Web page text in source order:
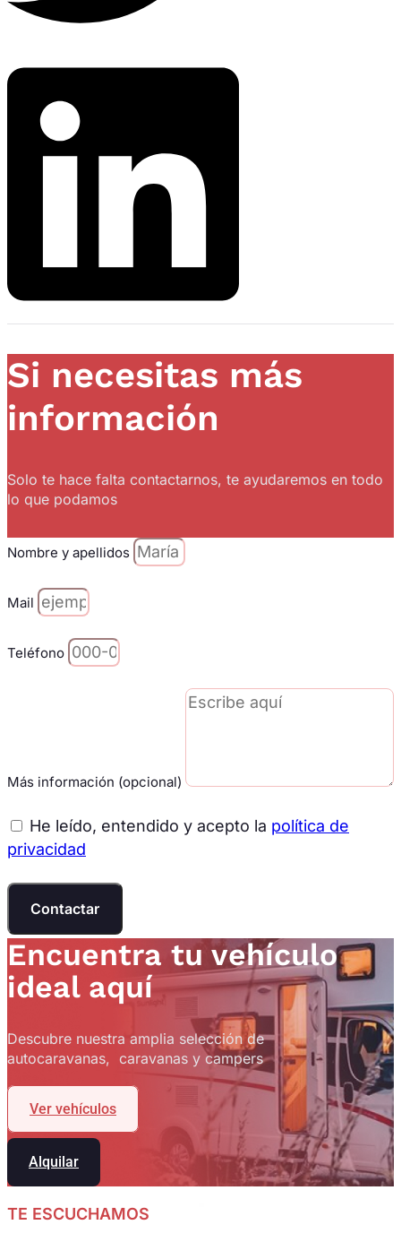
Si necesitas más
información
Solo te hace falta contactarnos, te ayudaremos en todo
lo que podamos
Nombre y apellidos
Mail
Teléfono
Más información (opcional)
He leído, entendido y acepto la política de
privacidad
Contactar
Encuentra tu vehículo
ideal aquí
Descubre nuestra amplia selección de
autocaravanas, caravanas y campers
Ver vehículos
Alquilar
TE ESCUCHAMOS